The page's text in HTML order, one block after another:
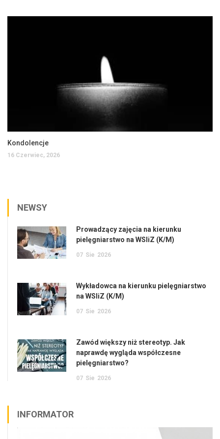
Kondolencje
16 Czerwiec, 2026
NEWSY
Prowadzący zajęcia na kierunku
pielęgniarstwo na WSIiZ (K/M)
07 Sie 2026
Wykładowca na kierunku pielęgniarstwo
na WSIiZ (K/M)
07 Sie 2026
Zawód większy niż stereotyp. Jak
naprawdę wygląda współczesne
pielęgniarstwo?
07 Sie 2026
INFORMATOR